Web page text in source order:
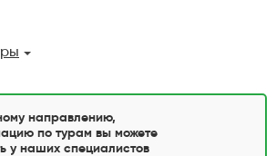
направлению,
по турам вы можете
у наших специалистов